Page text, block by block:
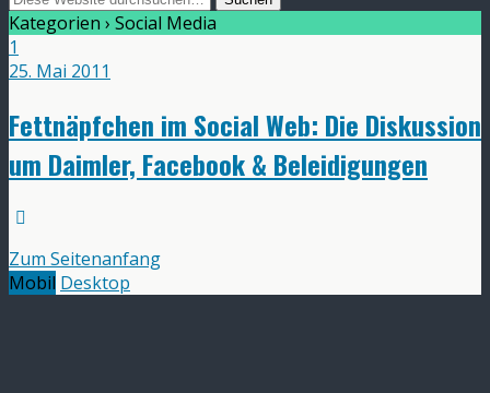
Kategorien › Social Media
1
25. Mai 2011
Fettnäpfchen im Social Web: Die Diskussion
um Daimler, Facebook & Beleidigungen
Zum Seitenanfang
Mobil Desktop